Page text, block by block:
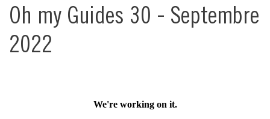
Oh my Guides 30 - Septembre
2022